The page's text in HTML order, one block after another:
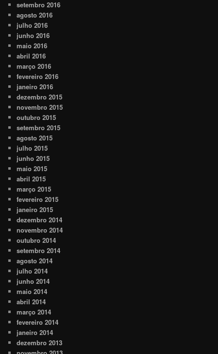
setembro 2016
agosto 2016
julho 2016
junho 2016
maio 2016
abril 2016
março 2016
fevereiro 2016
janeiro 2016
dezembro 2015
novembro 2015
outubro 2015
setembro 2015
agosto 2015
julho 2015
junho 2015
maio 2015
abril 2015
março 2015
fevereiro 2015
janeiro 2015
dezembro 2014
novembro 2014
outubro 2014
setembro 2014
agosto 2014
julho 2014
junho 2014
maio 2014
abril 2014
março 2014
fevereiro 2014
janeiro 2014
dezembro 2013